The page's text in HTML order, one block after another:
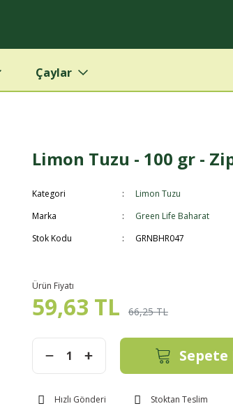
Çaylar
Limon Tuzu - 100 gr -
Kategori
Limon Tuzu
Marka
Green Life Baharat
Stok Kodu
GRNBHR047
Ürün Fiyatı
59,63 TL 66,25 TL
Sepete
Hızlı Gönderi Stoktan Teslim